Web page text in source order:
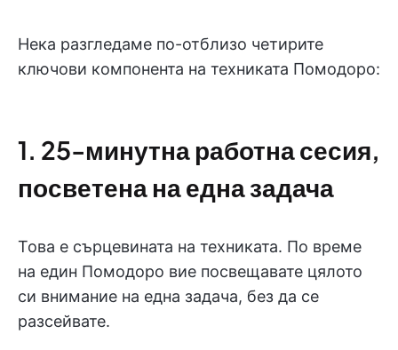
Нека разгледаме по-отблизо четирите
ключови компонента на техниката Помодоро:
1. 25-минутна работна сесия,
посветена на една задача
Това е сърцевината на техниката. По време
на един Помодоро вие посвещавате цялото
си внимание на една задача, без да се
разсейвате.